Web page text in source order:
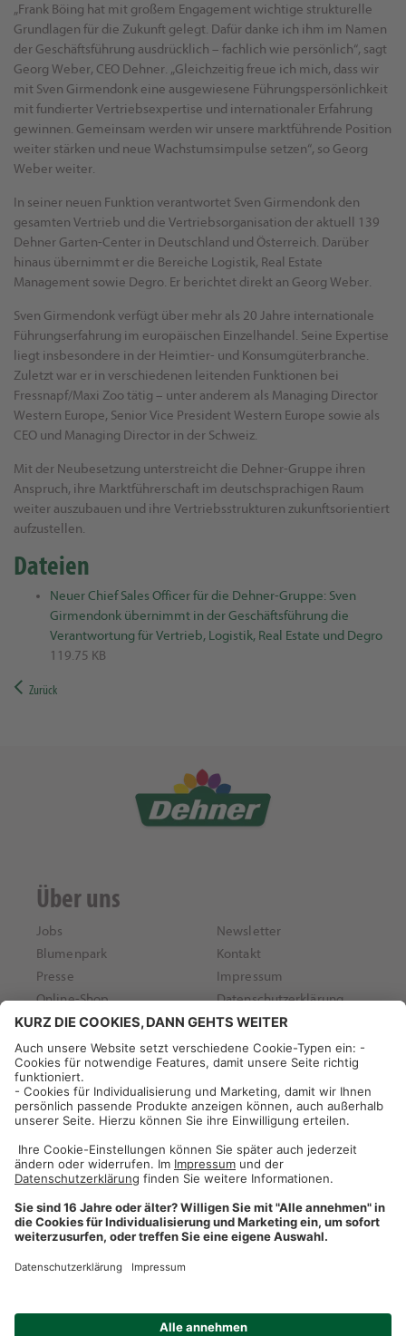
„Frank Böing hat mit großem Engagement wichtige strukturelle
Grundlagen für die Zukunft gelegt. Dafür danke ich ihm im Namen
der Geschäftsführung ausdrücklich – fachlich wie persönlich“, sagt
Georg Weber, CEO Dehner. „Gleichzeitig freue ich mich, dass wir
mit Sven Girmendonk eine ausgewiesene Führungspersönlichkeit
mit fundierter Vertriebsexpertise und internationaler Erfahrung
gewinnen. Gemeinsam werden wir unsere marktführende Position
weiter stärken und neue Wachstumsimpulse setzen“, so Georg
Weber weiter.
In seiner neuen Funktion verantwortet Sven Girmendonk den
gesamten Vertrieb und die Vertriebsorganisation der aktuell 139
Dehner Garten-Center in Deutschland und Österreich. Darüber
hinaus übernimmt er die Bereiche Logistik, Real Estate
Management sowie Degro. Er berichtet direkt an Georg Weber.
Sven Girmendonk verfügt über mehr als 20 Jahre internationale
Führungserfahrung im europäischen Einzelhandel. Seine Expertise
liegt insbesondere in der Heimtier- und Konsumgüterbranche.
Zuletzt war er in verschiedenen leitenden Funktionen bei
Fressnapf/Maxi Zoo tätig – unter anderem als Managing Director
Western Europe, Senior Vice President Western Europe sowie als
CEO und Managing Director in der Schweiz.
Mit der Neubesetzung unterstreicht die Dehner-Gruppe ihren
Anspruch, ihre Marktführerschaft im deutschsprachigen Raum
weiter auszubauen und ihre Vertriebsstrukturen zukunftsorientiert
aufzustellen.
Dateien
Neuer Chief Sales Officer für die Dehner-Gruppe: Sven
Girmendonk übernimmt in der Geschäftsführung die
Verantwortung für Vertrieb, Logistik, Real Estate und Degro
119.75 KB
Zurück
Über uns
Jobs
Blumenpark
Presse
Online-Shop
Newsletter
Kontakt
Impressum
Datenschutzerklärung
Dehner Unternehmen
Donauwörther Straße 3-5
86641 Rain
Telefon +49 (0)9090 / 77 0
Fax +49 (0)9090 / 77 77 70
info@dehner.de
Social Media